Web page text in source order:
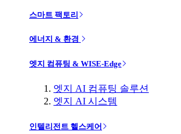
스마트 팩토리
에너지 & 환경
엣지 컴퓨팅 & WISE-Edge
엣지 AI 컴퓨팅 솔루션
엣지 AI 시스템
인텔리전트 헬스케어